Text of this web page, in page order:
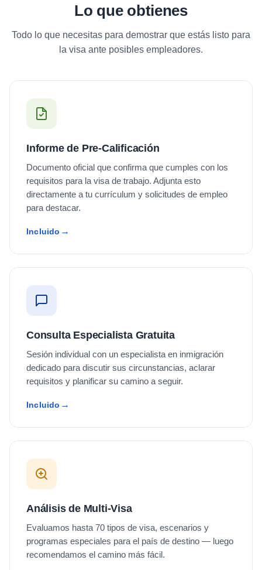
Lo que obtienes
Todo lo que necesitas para demostrar que estás listo para
la visa ante posibles empleadores.
Informe de Pre-Calificación
Documento oficial que confirma que cumples con los
requisitos para la visa de trabajo. Adjunta esto
directamente a tu currículum y solicitudes de empleo
para destacar.
Incluido
Consulta Especialista Gratuita
Sesión individual con un especialista en inmigración
dedicado para discutir sus circunstancias, aclarar
requisitos y planificar su camino a seguir.
Incluido
Análisis de Multi-Visa
Evaluamos hasta 70 tipos de visa, escenarios y
programas especiales para el país de destino — luego
recomendamos el camino más fácil.